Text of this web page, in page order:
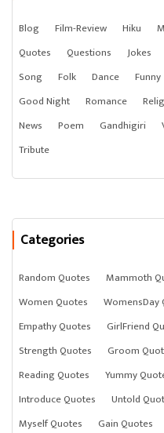
Blog Film-Review Hiku
Quotes
Questions Jokes
Song
Folk Dance Funny
Good Night
Romance
News
Poem Gandhigiri
Tribute
Categories
Random Quotes Mammoth
Women Quotes
WomensDay
Empathy Quotes
GirlFriend
Strength Quotes
Groom
Reading Quotes
Yummy
Introduce Quotes
Untold
Myself Quotes
Gain Quotes